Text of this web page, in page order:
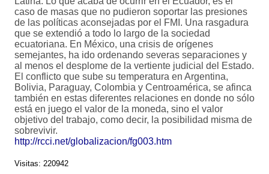
caso de masas que no pudieron soportar las presiones
de las políticas aconsejadas por el FMI. Una rasgadura
que se extendió a todo lo largo de la sociedad
ecuatoriana. En México, una crisis de orígenes
semejantes, ha ido ordenando severas separaciones y
al menos el desplome de la vertiente judicial del Estado.
El conflicto que sube su temperatura en Argentina,
Bolivia, Paraguay, Colombia y Centroamérica, se afinca
también en estas diferentes relaciones en donde no sólo
está en juego el valor de la moneda, sino el valor
objetivo del trabajo, como decir, la posibilidad misma de
sobrevivir.
http://rcci.net/globalizacion/fg003.htm
Visitas: 220942